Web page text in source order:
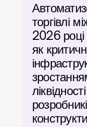
торгівлі
2026
як